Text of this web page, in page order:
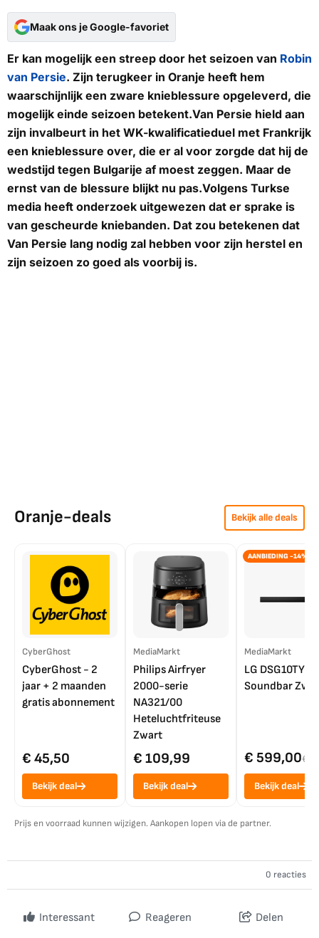
Maak ons je Google-favoriet
Er kan mogelijk een streep door het seizoen van Robin
van Persie. Zijn terugkeer in Oranje heeft hem
waarschijnlijk een zware knieblessure opgeleverd, die
mogelijk einde seizoen betekent.Van Persie hield aan
zijn invalbeurt in het WK-kwalificatieduel met Frankrijk
een knieblessure over, die er al voor zorgde dat hij de
wedstijd tegen Bulgarije af moest zeggen. Maar de
ernst van de blessure blijkt nu pas.Volgens Turkse
media heeft onderzoek uitgewezen dat er sprake is
van gescheurde kniebanden. Dat zou betekenen dat
Van Persie lang nodig zal hebben voor zijn herstel en
zijn seizoen zo goed als voorbij is.
Oranje-deals Bekijk alle deals
CyberGhost
CyberGhost - 2
jaar + 2 maanden
gratis abonnement
€ 45,50
Bekijk deal
MediaMarkt
Philips Airfryer
2000-serie
NA321/00
Heteluchtfriteuse
Zwart
€ 109,99
Bekijk deal
AANBIEDING -14%
MediaMarkt
LG DSG10TY
Soundbar
€ 599,00€
Bekijk deal
Prijs en voorraad kunnen wijzigen. Aankopen lopen via de partner.
0 reacties
Interessant Reageren Delen